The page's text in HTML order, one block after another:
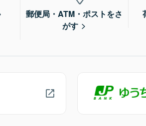
郵便局・ATM・ポストをさ
がす